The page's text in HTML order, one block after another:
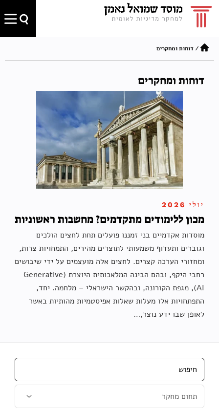
/דוחות ומחקרים
דוחות ומחקרים
יולי 2026
מכון ללימודים מתקדמים? מחשבות ראשוניות
מוסדות אקדמיים בני זמננו פועלים תחת לחצים הולכים
וגוברים ותעדוף משמעותי לתוצרים מהירים, התמחויות צרות,
ומחזורי הערכה קצרים. לחצים אלה מועצמים על ידי שיבושים
רחבי היקף, ובהם הבינה המלאכותית היוצרת (Generative
AI), מגפת הקורונה, ובהקשר הישראלי – מלחמה. יחד,
התפתחויות אלו מעלות שאלות אפיסטמיות מהותיות באשר
לאופן שבו ידע נוצר,…